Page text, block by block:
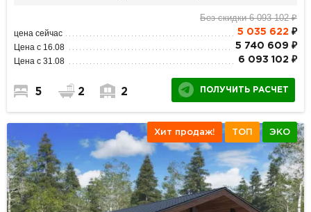
Без скидки 6 093 102 ₽
цена сейчас 5 035 622 ₽
Цена с 16.08 5 740 609 ₽
Цена с 31.08 6 093 102 ₽
5 2 2 ПОЛУЧИТЬ РАСЧЕТ
Хит продаж! ТОП ЭКО